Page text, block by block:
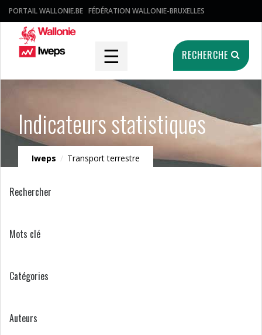
PORTAIL WALLONIE.BE FÉDÉRATION WALLONIE-BRUXELLES
☰ RECHERCHE
Indicateurs statistiques
Iweps / Transport terrestre
Rechercher
Mots clé
Catégories
Auteurs